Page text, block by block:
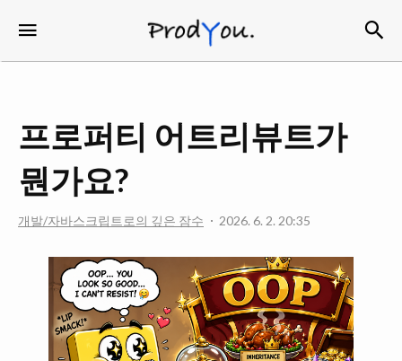
ProdYou
프로퍼티 어트리뷰트가
뭔가요?
개발/자바스크립트로의 깊은 잠수 2026. 6. 2. 20:35